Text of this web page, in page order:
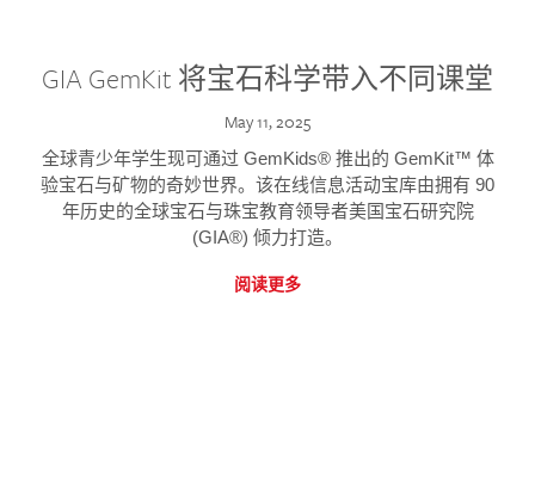
GIA GemKit 将宝石科学带入不同课堂
May 11, 2025
全球青少年学生现可通过 GemKids® 推出的 GemKit™ 体
验宝石与矿物的奇妙世界。该在线信息活动宝库由拥有 90
年历史的全球宝石与珠宝教育领导者美国宝石研究院
(GIA®) 倾力打造。
阅读更多